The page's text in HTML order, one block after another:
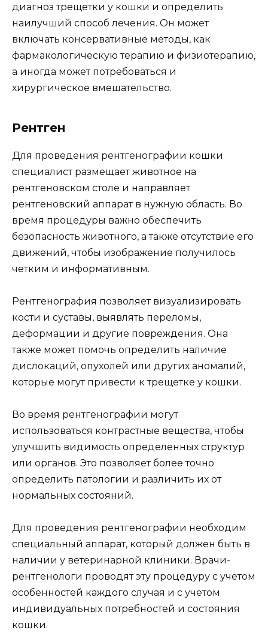
диагноз трещетки у кошки и определить
наилучший способ лечения. Он может
включать консервативные методы, как
фармакологическую терапию и физиотерапию,
а иногда может потребоваться и
хирургическое вмешательство.
Рентген
Для проведения рентгенографии кошки
специалист размещает животное на
рентгеновском столе и направляет
рентгеновский аппарат в нужную область. Во
время процедуры важно обеспечить
безопасность животного, а также отсутствие его
движений, чтобы изображение получилось
четким и информативным.
Рентгенография позволяет визуализировать
кости и суставы, выявлять переломы,
деформации и другие повреждения. Она
также может помочь определить наличие
дислокаций, опухолей или других аномалий,
которые могут привести к трещетке у кошки.
Во время рентгенографии могут
использоваться контрастные вещества, чтобы
улучшить видимость определенных структур
или органов. Это позволяет более точно
определить патологии и различить их от
нормальных состояний.
Для проведения рентгенографии необходим
специальный аппарат, который должен быть в
наличии у ветеринарной клиники. Врачи-
рентгенологи проводят эту процедуру с учетом
особенностей каждого случая и с учетом
индивидуальных потребностей и состояния
кошки.